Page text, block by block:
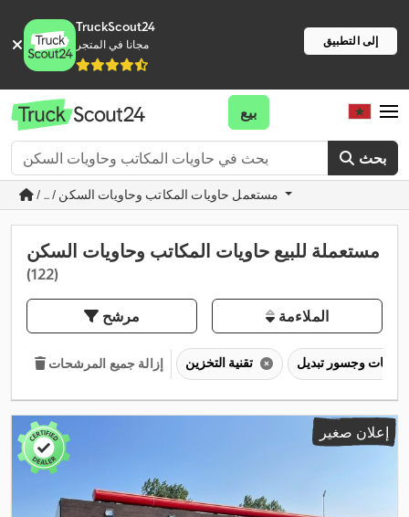
TruckScout24
مجانا في المتجر إلى التطبيق
بحث
بيع
مستعملة للبيع حاويات المكاتب وحاويات السكن
(122)
مرشح الملاءمة
إزالة جميع المرشحات تقنية التخزين
إعلان صغير